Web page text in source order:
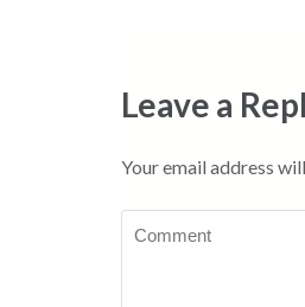
Leave a
Your email address